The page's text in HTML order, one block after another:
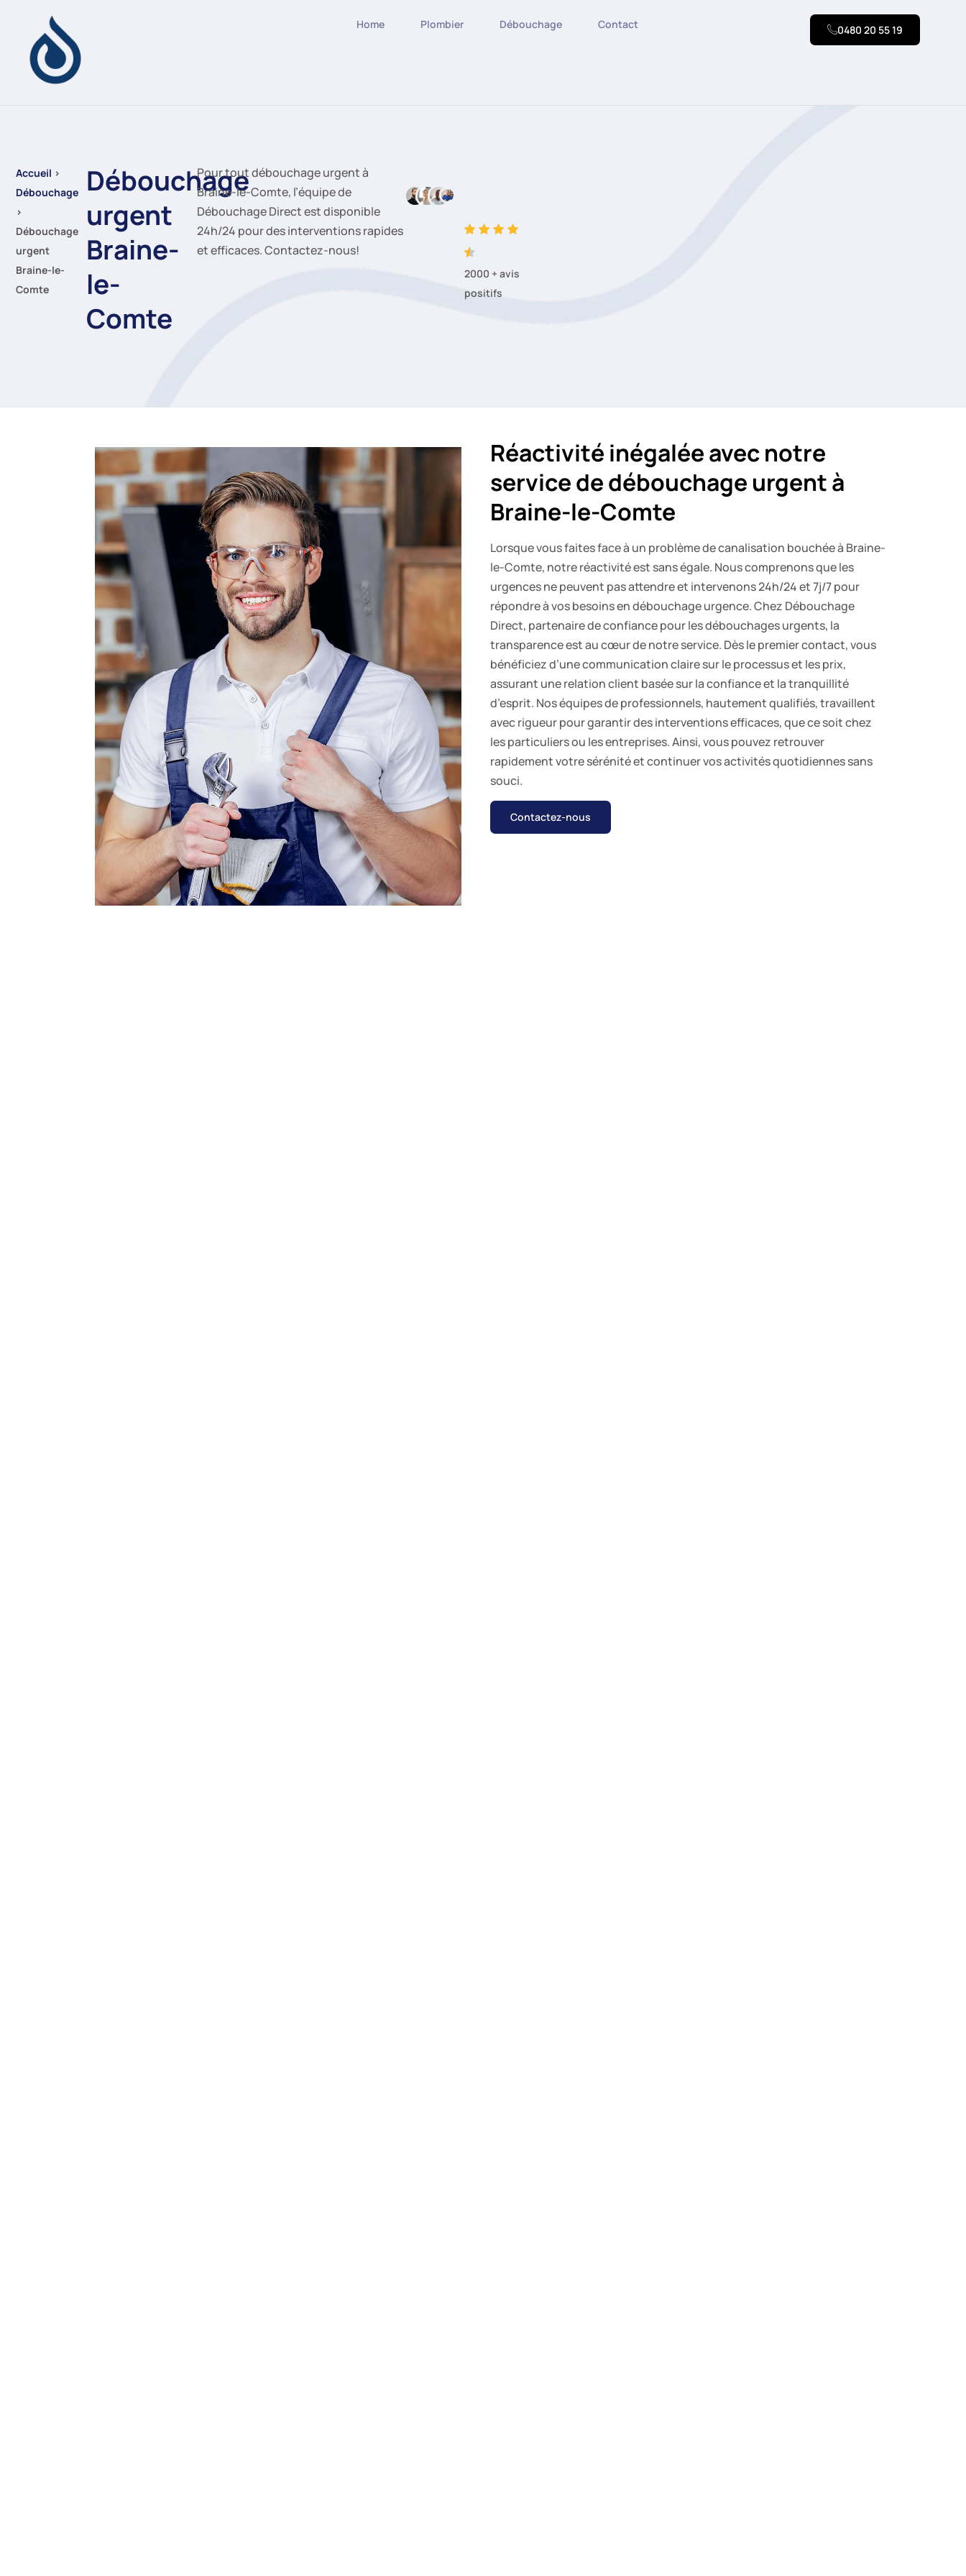
Home Plombier Débouchage Contact 0480 20 55 19
Accueil ›
Débouchage
›
Débouchage
urgent
Braine-le-
Comte
Débouchage
urgent
Braine-
le-
Comte
Pour tout débouchage urgent à
Braine-le-Comte, l’équipe de
Débouchage Direct est disponible
24h/24 pour des interventions rapides
et efficaces. Contactez-nous!
2000 + avis
positifs
Réactivité inégalée avec notre
service de débouchage urgent à
Braine-le-Comte
Lorsque vous faites face à un problème de canalisation bouchée à Braine-
le-Comte, notre réactivité est sans égale. Nous comprenons que les
urgences ne peuvent pas attendre et intervenons 24h/24 et 7j/7 pour
répondre à vos besoins en débouchage urgence. Chez Débouchage
Direct, partenaire de confiance pour les débouchages urgents, la
transparence est au cœur de notre service. Dès le premier contact, vous
bénéficiez d’une communication claire sur le processus et les prix,
assurant une relation client basée sur la confiance et la tranquillité
d’esprit. Nos équipes de professionnels, hautement qualifiés, travaillent
avec rigueur pour garantir des interventions efficaces, que ce soit chez
les particuliers ou les entreprises. Ainsi, vous pouvez retrouver
rapidement votre sérénité et continuer vos activités quotidiennes sans
souci.
Contactez-nous